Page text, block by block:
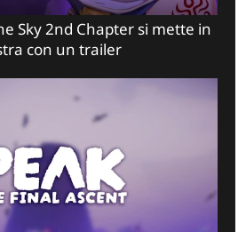
Sky 2nd Chapter si mette in
con un trailer